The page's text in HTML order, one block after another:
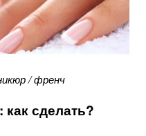
/ френч
сделать?